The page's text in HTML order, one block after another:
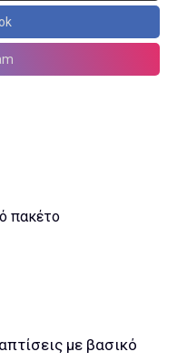
πακέτο
με βασικό